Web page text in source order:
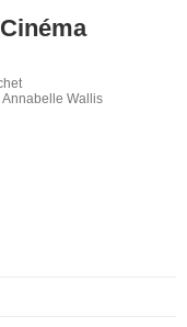
Annabelle Wallis